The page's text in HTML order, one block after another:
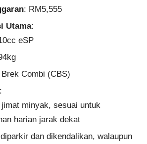
: RM5,555
Utama:
eSP
Combi (CBS)
:
jimat minyak, sesuai untuk
harian jarak dekat
dan dikendalikan, walaupun